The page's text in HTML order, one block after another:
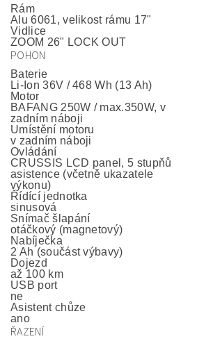
Rám
Alu 6061, velikost rámu 17"
Vidlice
ZOOM 26" LOCK OUT
POHON
Baterie
Li-Ion 36V / 468 Wh (13 Ah)
Motor
BAFANG 250W / max.350W, v
zadním náboji
Umístění motoru
v zadním náboji
Ovládání
CRUSSIS LCD panel, 5 stupňů
asistence (včetně ukazatele
výkonu)
Řídící jednotka
sinusová
Snímač šlapání
otáčkový (magnetový)
Nabíječka
2 Ah (součást výbavy)
Dojezd
až 100 km
USB port
ne
Asistent chůze
ano
ŘAZENÍ